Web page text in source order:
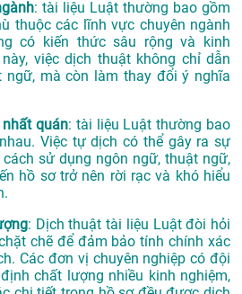
: tài liệu Luật thường bao gồm
thuộc các lĩnh vực chuyên ngành
có kiến thức sâu rộng và kinh
việc dịch thuật không chỉ dẫn
ngữ, mà còn làm thay đổi ý nghĩa
quán: tài liệu Luật thường bao
Việc tự dịch có thể gây ra sự
sử dụng ngôn ngữ, thuật ngữ,
hồ sơ trở nên rời rạc và khó hiểu
: Dịch thuật tài liệu Luật đòi hỏi
chẽ để đảm bảo tính chính xác
Các đơn vị chuyên nghiệp có đội
chất lượng nhiều kinh nghiệm,